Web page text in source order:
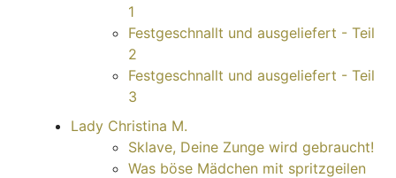
1
Festgeschnallt und ausgeliefert - Teil
2
Festgeschnallt und ausgeliefert - Teil
3
Lady Christina M.
Sklave, Deine Zunge wird gebraucht!
Was böse Mädchen mit spritzgeilen